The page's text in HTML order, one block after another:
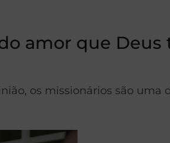
amor que Deus
os missionários são uma